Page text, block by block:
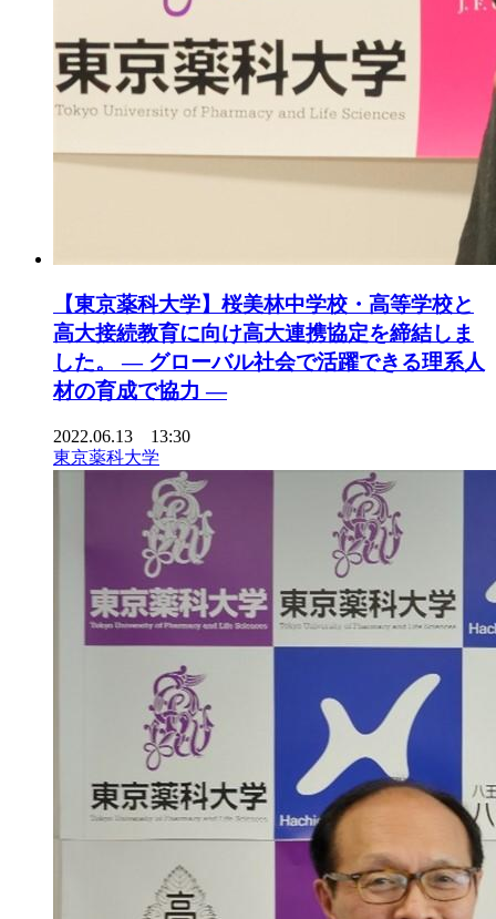
【東京薬科大学】桜美林中学校・高等学校と
高大接続教育に向け高大連携協定を締結しま
した。 — グローバル社会で活躍できる理系人
材の育成で協力 —
2022.06.13 13:30
東京薬科大学